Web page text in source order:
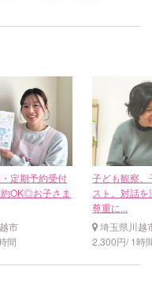
定期予約受付
OK◎お子さま
市
間
子ども観察
スト。対話
尊重に...
埼玉県川越
2,300円/ 1時